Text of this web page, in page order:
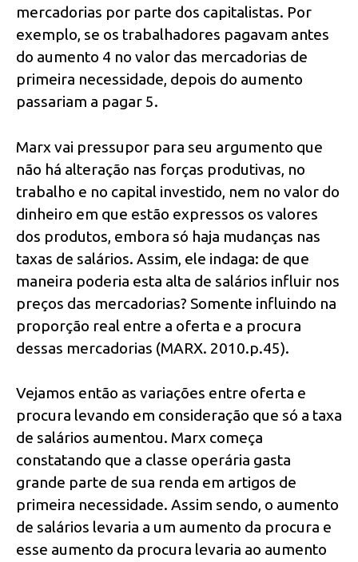
mercadorias por parte dos capitalistas. Por
exemplo, se os trabalhadores pagavam antes
do aumento 4 no valor das mercadorias de
primeira necessidade, depois do aumento
passariam a pagar 5.
Marx vai pressupor para seu argumento que
não há alteração nas forças produtivas, no
trabalho e no capital investido, nem no valor do
dinheiro em que estão expressos os valores
dos produtos, embora só haja mudanças nas
taxas de salários. Assim, ele indaga: de que
maneira poderia esta alta de salários influir nos
preços das mercadorias? Somente influindo na
proporção real entre a oferta e a procura
dessas mercadorias (MARX. 2010.p.45).
Vejamos então as variações entre oferta e
procura levando em consideração que só a taxa
de salários aumentou. Marx começa
constatando que a classe operária gasta
grande parte de sua renda em artigos de
primeira necessidade. Assim sendo, o aumento
de salários levaria a um aumento da procura e
esse aumento da procura levaria ao aumento